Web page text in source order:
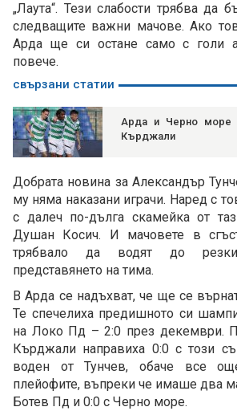
„Лаута“. Тези слабости трябва да
следващите важни мачове. Ако
Арда ще си остане само с голи
повече.
свързани статии
Арда и Черно море
Кърджали
Добрата новина за Александър
му няма наказани играчи. Наред с
с далеч по-дълга скамейка от
Душан Косич. И мачовете в
трябвало да водят до
представянето на тима.
В Арда се надъхват, че ще се
Те спечелиха предишното си
на Локо Пд – 2:0 през декември.
Кърджали направиха 0:0 с този
воден от Тунчев, обаче все
плейофите, въпреки че имаше два
Ботев Пд и 0:0 с Черно море.